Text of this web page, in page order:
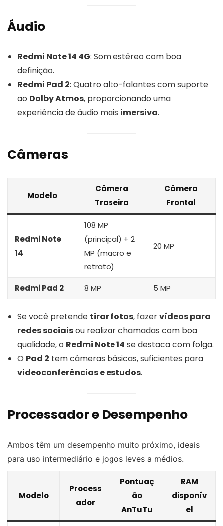
Áudio
Redmi Note 14 4G: Som estéreo com boa
definição.
Redmi Pad 2: Quatro alto-falantes com suporte
ao Dolby Atmos, proporcionando uma
experiência de áudio mais imersiva.
Câmeras
Modelo
Câmera
Traseira
Câmera
Frontal
Redmi Note
14
108 MP
(principal) + 2
MP (macro e
retrato)
20 MP
Redmi Pad 2 8 MP 5 MP
Se você pretende tirar fotos, fazervídeos para
redes sociaisou realizar chamadas com boa
qualidade, o Redmi Note 14 se destaca com folga.
O Pad 2 tem câmeras básicas, suficientes para
videoconferências e estudos.
Processador e Desempenho
Ambos têm um desempenho muito próximo, ideais
para uso intermediário e jogos leves a médios.
Modelo
Process
ador
Pontuaç
ão
AnTuTu
RAM
disponív
el